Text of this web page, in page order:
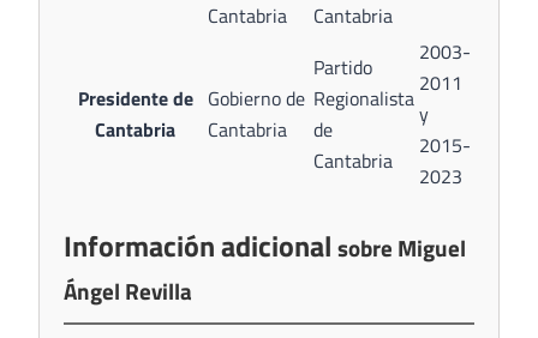
Cantabria
Cantabria
Presidente de
Cantabria
Gobierno de
Cantabria
Partido
Regionalista
de
Cantabria
2003-
2011
y
2015-
2023
Información adicional sobre Miguel
Ángel Revilla